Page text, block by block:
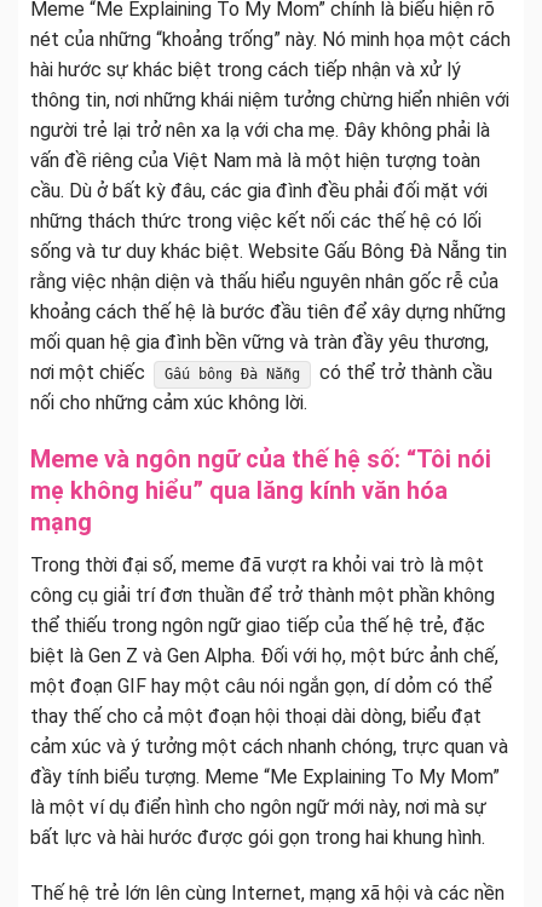
Meme “Me Explaining To My Mom” chính là biểu hiện rõ
nét của những “khoảng trống” này. Nó minh họa một cách
hài hước sự khác biệt trong cách tiếp nhận và xử lý
thông tin, nơi những khái niệm tưởng chừng hiển nhiên với
người trẻ lại trở nên xa lạ với cha mẹ. Đây không phải là
vấn đề riêng của Việt Nam mà là một hiện tượng toàn
cầu. Dù ở bất kỳ đâu, các gia đình đều phải đối mặt với
những thách thức trong việc kết nối các thế hệ có lối
sống và tư duy khác biệt. Website Gấu Bông Đà Nẵng tin
rằng việc nhận diện và thấu hiểu nguyên nhân gốc rễ của
khoảng cách thế hệ là bước đầu tiên để xây dựng những
mối quan hệ gia đình bền vững và tràn đầy yêu thương,
nơi một chiếc
Gấu bông Đà Nẵng
có thể trở thành cầu
nối cho những cảm xúc không lời.
Meme và ngôn ngữ của thế hệ số: “Tôi nói
mẹ không hiểu” qua lăng kính văn hóa
mạng
Trong thời đại số, meme đã vượt ra khỏi vai trò là một
công cụ giải trí đơn thuần để trở thành một phần không
thể thiếu trong ngôn ngữ giao tiếp của thế hệ trẻ, đặc
biệt là Gen Z và Gen Alpha. Đối với họ, một bức ảnh chế,
một đoạn GIF hay một câu nói ngắn gọn, dí dỏm có thể
thay thế cho cả một đoạn hội thoại dài dòng, biểu đạt
cảm xúc và ý tưởng một cách nhanh chóng, trực quan và
đầy tính biểu tượng. Meme “Me Explaining To My Mom”
là một ví dụ điển hình cho ngôn ngữ mới này, nơi mà sự
bất lực và hài hước được gói gọn trong hai khung hình.
Thế hệ trẻ lớn lên cùng Internet, mạng xã hội và các nền